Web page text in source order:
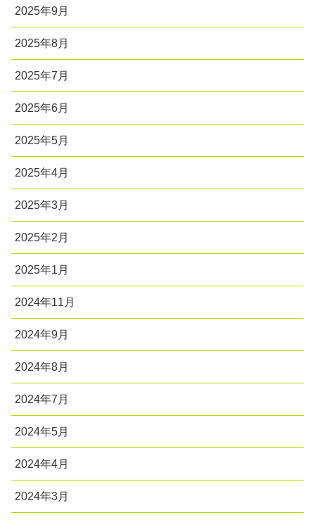
2025年9月
2025年8月
2025年7月
2025年6月
2025年5月
2025年4月
2025年3月
2025年2月
2025年1月
2024年11月
2024年9月
2024年8月
2024年7月
2024年5月
2024年4月
2024年3月